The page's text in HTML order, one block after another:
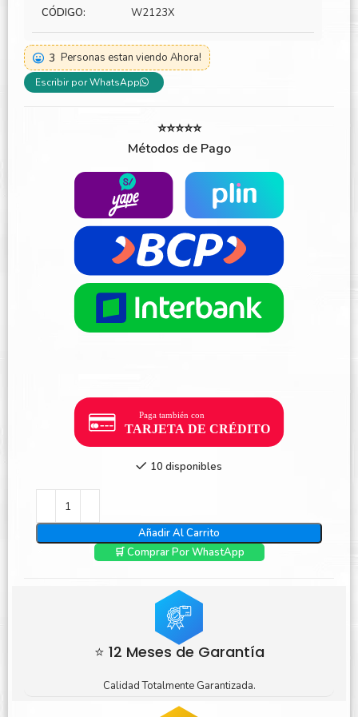
CÓDIGO: W2123X
3 Personas estan viendo Ahora!
Escribir por WhatsApp
⭐⭐⭐⭐⭐
Métodos de Pago
10 disponibles
Añadir Al Carrito
🛒 Comprar Por WhastApp
⭐ 12 Meses de Garantía
Calidad Totalmente Garantizada.